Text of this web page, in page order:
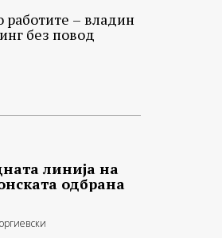
работите – владин
без повод
линија на
одбрана